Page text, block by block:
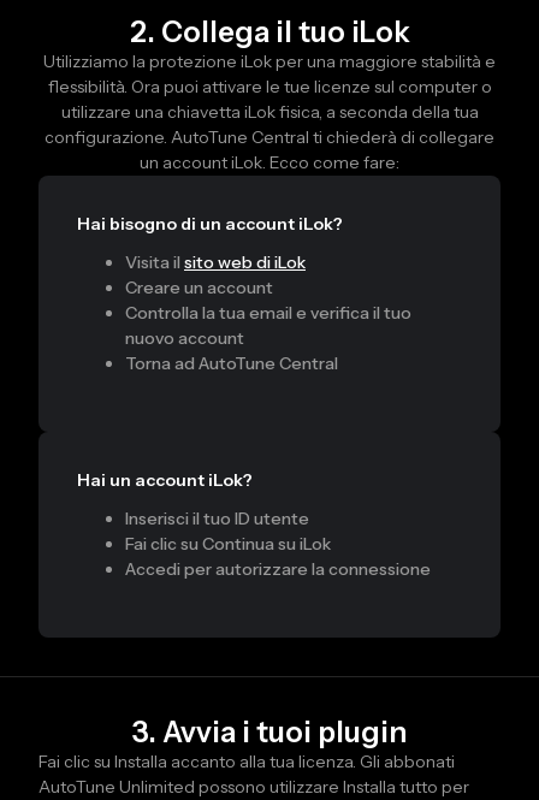
2. Collega il tuo iLok
Utilizziamo la protezione iLok per una maggiore stabilità e
flessibilità. Ora puoi attivare le tue licenze sul computer o
utilizzare una chiavetta iLok fisica, a seconda della tua
configurazione. AutoTune Central ti chiederà di collegare
un account iLok. Ecco come fare:
Hai bisogno di un account iLok?
Visita il sito web di iLok
Creare un account
Controlla la tua email e verifica il tuo
nuovo account
Torna ad AutoTune Central
Hai un account iLok?
Inserisci il tuo ID utente
Fai clic su Continua su iLok
Accedi per autorizzare la connessione
3. Avvia i tuoi plugin
Fai clic su Installa accanto alla tua licenza. Gli abbonati
AutoTune Unlimited possono utilizzare Installa tutto per